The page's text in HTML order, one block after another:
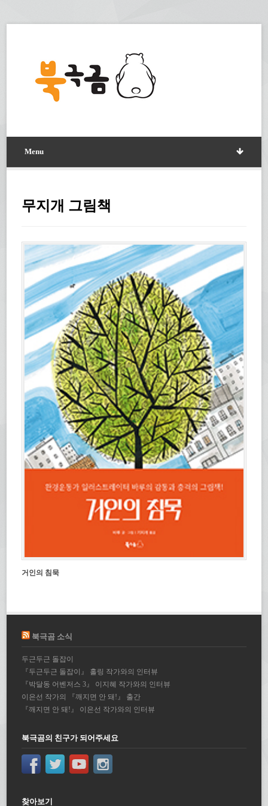
Menu
무지개 그림책
거인의 침묵
북극곰 소식
두근두근 돌잡이
『두근두근 돌잡이』 홀링 작가와의 인터뷰
『박달동 어벤저스 3』 이지혜 작가와의 인터뷰
이은선 작가의 『깨지면 안 돼!』 출간
『깨지면 안 돼!』 이은선 작가와의 인터뷰
북극곰의 친구가 되어주세요
찾아보기